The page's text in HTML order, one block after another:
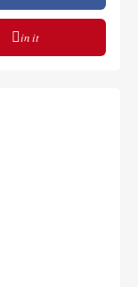
in it